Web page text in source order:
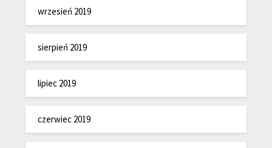
wrzesień 2019
sierpień 2019
lipiec 2019
czerwiec 2019